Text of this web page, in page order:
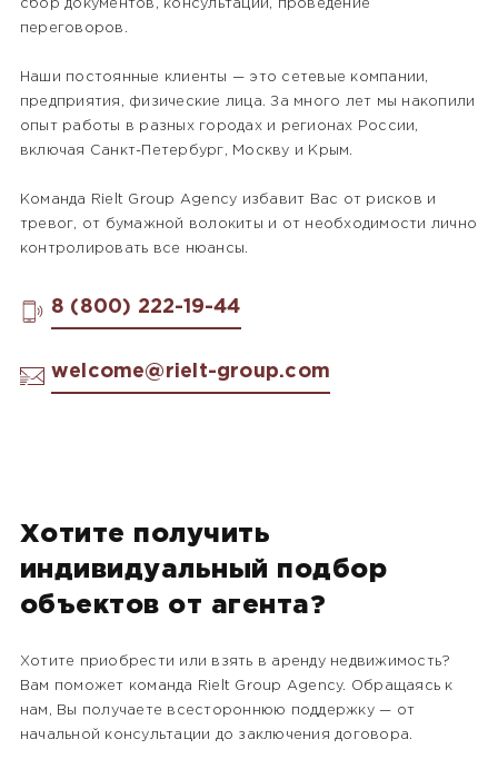
сбор документов, консультации, проведение
переговоров.
Наши постоянные клиенты — это сетевые компании,
предприятия, физические лица. За много лет мы накопили
опыт работы в разных городах и регионах России,
включая Санкт-Петербург, Москву и Крым.
Команда Rielt Group Agency избавит Вас от рисков и
тревог, от бумажной волокиты и от необходимости лично
контролировать все нюансы.
8 (800) 222-19-44
welcome@rielt-group.com
Хотите получить
индивидуальный подбор
объектов от агента?
Хотите приобрести или взять в аренду недвижимость?
Вам поможет команда Rielt Group Agency. Обращаясь к
нам, Вы получаете всестороннюю поддержку — от
начальной консультации до заключения договора.